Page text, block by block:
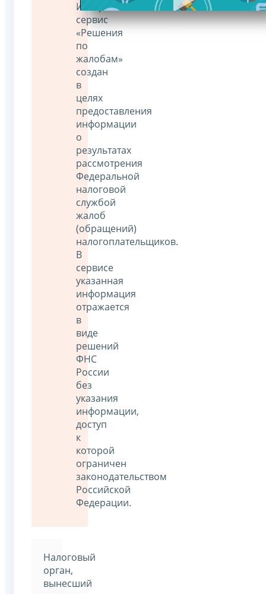
Интернет-
сервис
«Решения
по
жалобам»
создан
в
целях
предоставления
информации
о
результатах
рассмотрения
Федеральной
налоговой
службой
жалоб
(обращений)
налогоплательщиков.
В
сервисе
указанная
информация
отражается
в
виде
решений
ФНС
России
без
указания
информации,
доступ
к
которой
ограничен
законодательством
Российской
Федерации.
Налоговый
орган,
вынесший